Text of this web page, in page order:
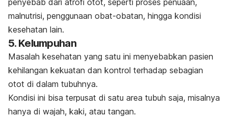
penyebab dari atrofi otot, seperti proses penuaan,
malnutrisi, penggunaan obat-obatan, hingga kondisi
kesehatan lain.
5. Kelumpuhan
Masalah kesehatan yang satu ini menyebabkan pasien
kehilangan kekuatan dan kontrol terhadap sebagian
otot di dalam tubuhnya.
Kondisi ini bisa terpusat di satu area tubuh saja, misalnya
hanya di wajah, kaki, atau tangan.